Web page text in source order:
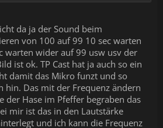
da ja der Sound beim
von 100 auf 99 10 sec warten
warten wider auf 99 usw usv der
ist ok. TP Cast hat ja auch so ein
damit das Mikro funzt und so
hin. Das mit der Frequenz ändern
der Hase im Pfeffer begraben das
mir ist das in den Lautstärke
und ich kann die Frequenz